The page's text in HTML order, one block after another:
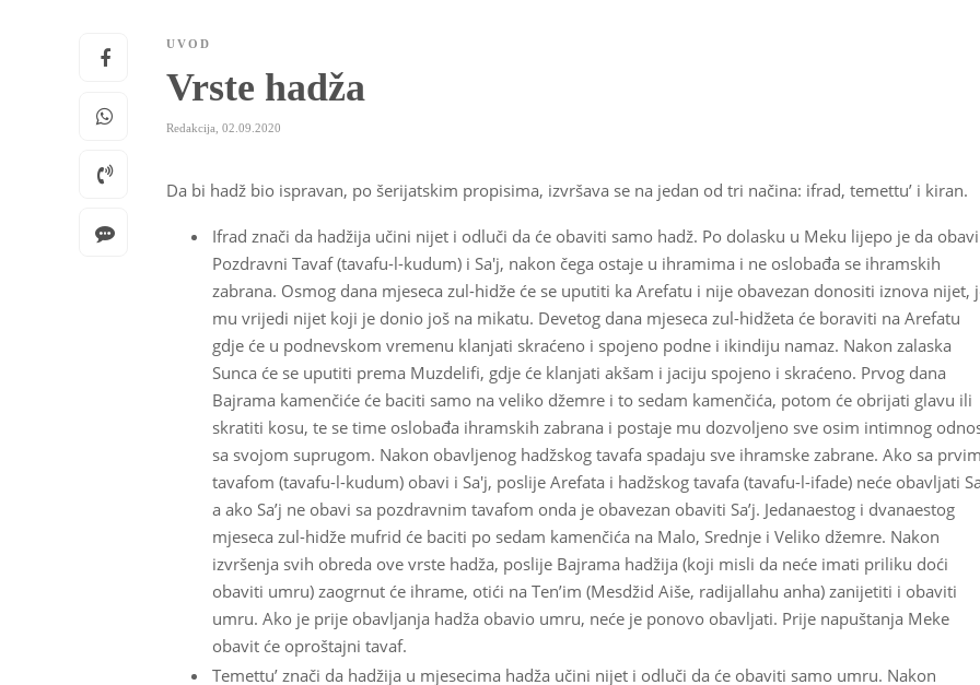
UVOD
Vrste hadža
Redakcija 02.09.2020
Da bi hadž bio ispravan, po šerijatskim propisima, izvršava se na jedan od tri načina: ifrad, temettu’ i kiran.
Ifrad znači da hadžija učini nijet i odluči da će obaviti samo hadž. Po dolasku u Meku lijepo je da obavi
Pozdravni Tavaf (tavafu-l-kudum) i Sa'j, nakon čega ostaje u ihramima i ne oslobađa se ihramskih
zabrana. Osmog dana mjeseca zul-hidže će se uputiti ka Arefatu i nije obavezan donositi iznova nijet,
mu vrijedi nijet koji je donio još na mikatu. Devetog dana mjeseca zul-hidžeta će boraviti na Arefatu
gdje će u podnevskom vremenu klanjati skraćeno i spojeno podne i ikindiju namaz. Nakon zalaska
Sunca će se uputiti prema Muzdelifi, gdje će klanjati akšam i jaciju spojeno i skraćeno. Prvog dana
Bajrama kamenčiće će baciti samo na veliko džemre i to sedam kamenčića, potom će obrijati glavu ili
skratiti kosu, te se time oslobađa ihramskih zabrana i postaje mu dozvoljeno sve osim intimnog
sa svojom suprugom. Nakon obavljenog hadžskog tavafa spadaju sve ihramske zabrane. Ako sa
tavafom (tavafu-l-kudum) obavi i Sa'j, poslije Arefata i hadžskog tavafa (tavafu-l-ifade) neće obavljati
a ako Sa’j ne obavi sa pozdravnim tavafom onda je obavezan obaviti Sa’j. Jedanaestog i dvanaestog
mjeseca zul-hidže mufrid će baciti po sedam kamenčića na Malo, Srednje i Veliko džemre. Nakon
izvršenja svih obreda ove vrste hadža, poslije Bajrama hadžija (koji misli da neće imati priliku doći
obaviti umru) zaogrnut će ihrame, otići na Ten’im (Mesdžid Aiše, radijallahu anha) zanijetiti i obaviti
umru. Ako je prije obavljanja hadža obavio umru, neće je ponovo obavljati. Prije napuštanja Meke
obavit će oproštajni tavaf.
Temettu’ znači da hadžija u mjesecima hadža učini nijet i odluči da će obaviti samo umru. Nakon